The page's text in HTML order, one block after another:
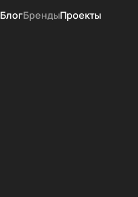
БлогБрендыПроекты